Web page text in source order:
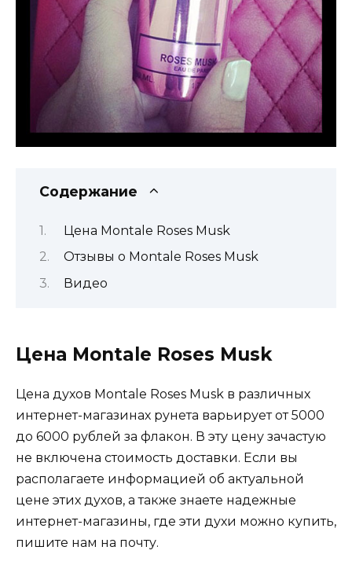
Содержание
Цена Montale Roses Musk
Отзывы о Montale Roses Musk
Видео
Цена Montale Roses Musk
Цена духов Montale Roses Musk в различных
интернет-магазинах рунета варьирует от 5000
до 6000 рублей за флакон. В эту цену зачастую
не включена стоимость доставки. Если вы
располагаете информацией об актуальной
цене этих духов, а также знаете надежные
интернет-магазины, где эти духи можно купить,
пишите нам на почту.